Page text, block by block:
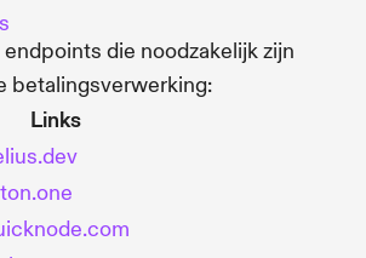
endpoints die noodzakelijk zijn
betalingsverwerking:
Links